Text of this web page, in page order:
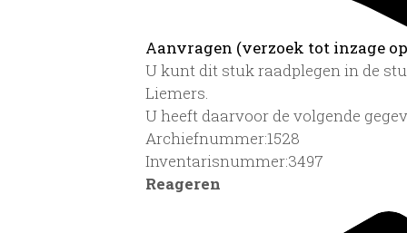
Aanvragen (verzoek tot inzage
U kunt dit stuk raadplegen in de
Liemers.
U heeft daarvoor de volgende
Archiefnummer:1528
Inventarisnummer:3497
Reageren